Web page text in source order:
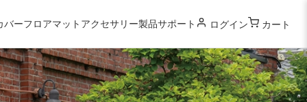
バーフロアマット アクセサリー製品サポート ログイン カート